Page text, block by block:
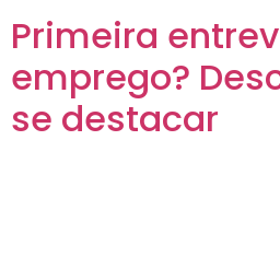
Primeira
emprego?
se destacar